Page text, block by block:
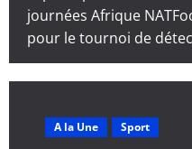
journées Afrique
pour le tournoi de
A la Une Sport